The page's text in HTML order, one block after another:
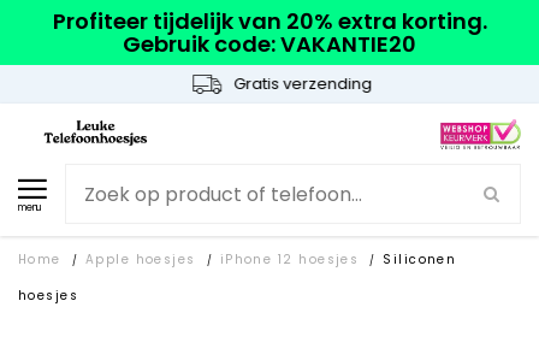
Profiteer tijdelijk van 20% extra korting.
Gebruik code: VAKANTIE20
Gratis verzending
menu
Home / Apple hoesjes / iPhone 12 hoesjes /
Siliconen
hoesjes